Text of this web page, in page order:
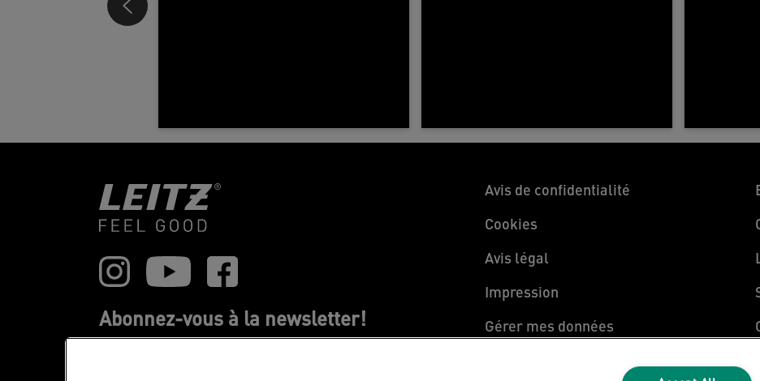
Abonnez-vous à la newsletter!
Avis de confidentialité
Cookies
Avis légal
Impression
Gérer mes données